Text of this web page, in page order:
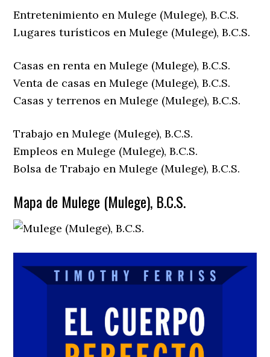
Entretenimiento en Mulege (Mulege), B.C.S.
Lugares turísticos en Mulege (Mulege), B.C.S.
Casas en renta en Mulege (Mulege), B.C.S.
Venta de casas en Mulege (Mulege), B.C.S.
Casas y terrenos en Mulege (Mulege), B.C.S.
Trabajo en Mulege (Mulege), B.C.S.
Empleos en Mulege (Mulege), B.C.S.
Bolsa de Trabajo en Mulege (Mulege), B.C.S.
Mapa de Mulege (Mulege), B.C.S.